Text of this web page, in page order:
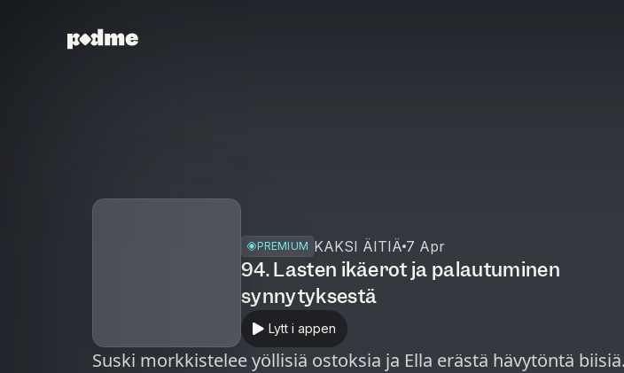
PREMIUM KAKSI ÄITIÄ 7 Apr
94. Lasten ikäerot ja palautuminen
synnytyksestä
Lytt i appen
Suski morkkistelee yöllisiä ostoksia ja Ella erästä hävytöntä